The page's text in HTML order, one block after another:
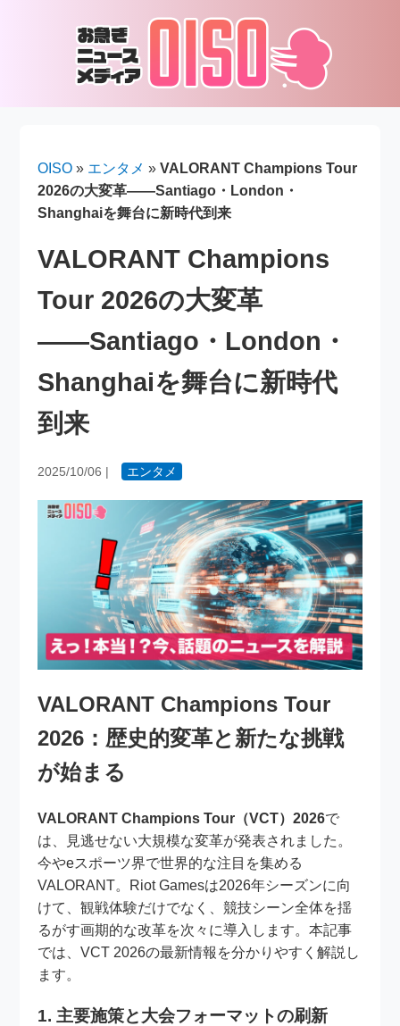
OISO » エンタメ »VALORANT Champions Tour
2026の大変革――Santiago・London・
Shanghaiを舞台に新時代到来
VALORANT Champions
Tour 2026の大変革
――Santiago・London・
Shanghaiを舞台に新時代
到来
2025/10/06 | エンタメ
VALORANT Champions Tour
2026：歴史的変革と新たな挑戦
が始まる
VALORANT Champions Tour（VCT）2026で
は、見逃せない大規模な変革が発表されました。
今やeスポーツ界で世界的な注目を集める
VALORANT。Riot Gamesは2026年シーズンに向
けて、観戦体験だけでなく、競技シーン全体を揺
るがす画期的な改革を次々に導入します。本記事
では、VCT 2026の最新情報を分かりやすく解説し
ます。
1. 主要施策と大会フォーマットの刷新